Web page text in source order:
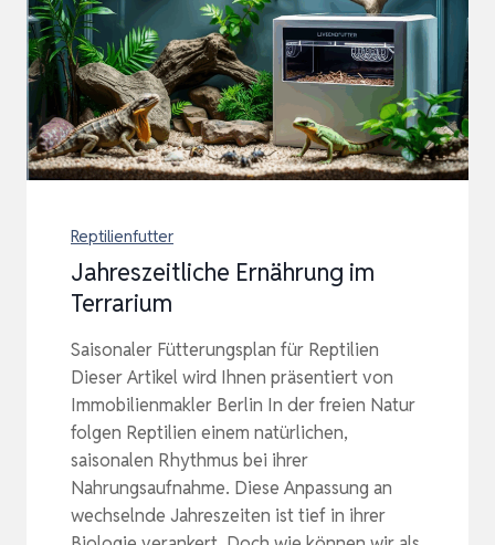
Reptilienfutter
Jahreszeitliche Ernährung im
Terrarium
Saisonaler Fütterungsplan für Reptilien
Dieser Artikel wird Ihnen präsentiert von
Immobilienmakler Berlin In der freien Natur
folgen Reptilien einem natürlichen,
saisonalen Rhythmus bei ihrer
Nahrungsaufnahme. Diese Anpassung an
wechselnde Jahreszeiten ist tief in ihrer